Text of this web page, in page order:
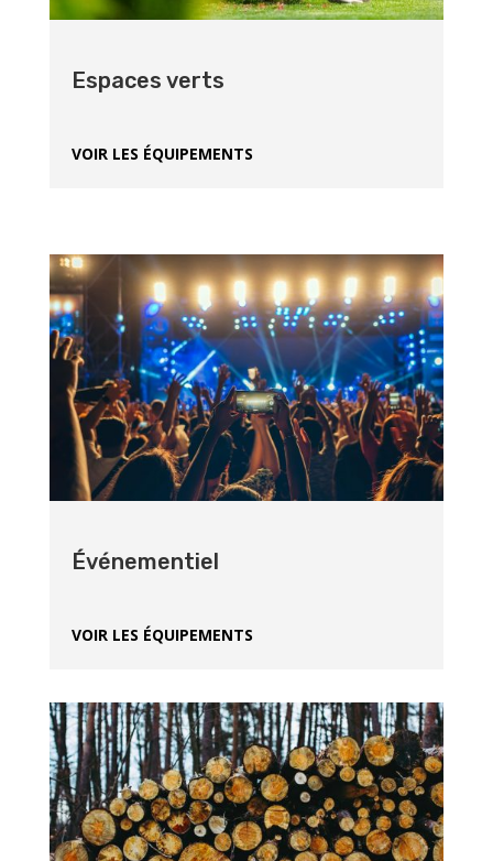
Espaces verts
VOIR LES ÉQUIPEMENTS
Événementiel
VOIR LES ÉQUIPEMENTS